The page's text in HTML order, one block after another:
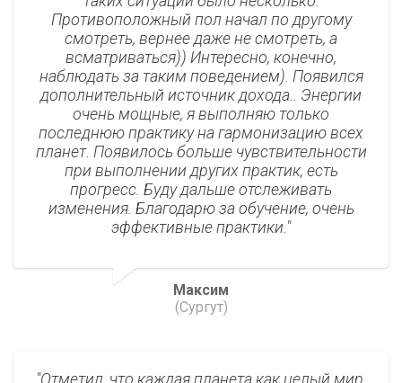
Противоположный пол начал по другому
смотреть, вернее даже не смотреть, а
всматриваться)) Интересно, конечно,
наблюдать за таким поведением). Появился
дополнительный источник дохода.. Энергии
очень мощные, я выполняю только
последнюю практику на гармонизацию всех
планет. Появилось больше чувствительности
при выполнении других практик, есть
прогресс. Буду дальше отслеживать
изменения. Благодарю за обучение, очень
эффективные практики.
Максим
(Сургут)